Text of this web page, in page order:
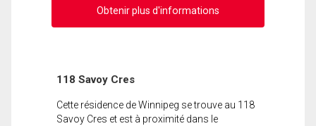
Obtenir plus d'informations
118 Savoy Cres
Cette résidence de Winnipeg se trouve au 118
Savoy Cres et est à proximité dans le